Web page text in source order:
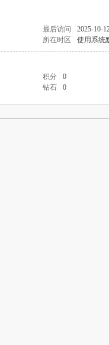
最后访问
2025-10-
所在时区 使用系统
积分
0
钻石 0